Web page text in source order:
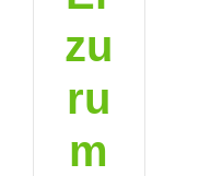
zu
ru
m